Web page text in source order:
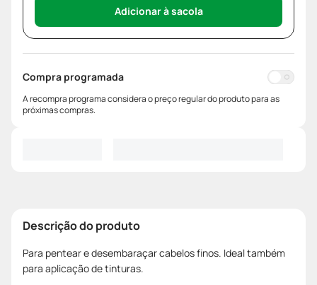
Adicionar à sacola
Compra programada
A recompra programa considera o preço regular do produto para as
próximas compras.
Descrição do produto
Para pentear e desembaraçar cabelos finos. Ideal também
para aplicação de tinturas.